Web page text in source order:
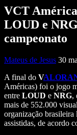
VCT
LOUD e
campeonato
Mateus de Jesus 30
A final do V
Américas) foi o jogo
entre LOUD e NRG,
mais de 552.000
organização
assistidas, de acordo